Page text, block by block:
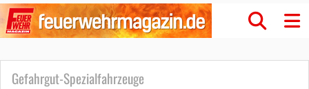
Gefahrgut-Spezialfahrzeuge